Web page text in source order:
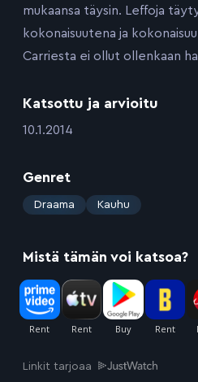
mukaansa täysin. Leffoja
kokonaisuutena ja
Carriesta ei ollut ollenkaan
Katsottu ja arvioitu
:10.1.2014
Genret
: Draama Kauhu
Mistä tämän voi katsoa?
Linkit tarjoaa